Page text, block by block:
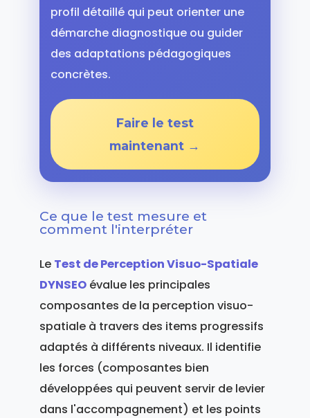
profil détaillé qui peut orienter une
démarche diagnostique ou guider
des adaptations pédagogiques
concrètes.
Faire le test
maintenant →
Ce que le test mesure et
comment l'interpréter
Le Test de Perception Visuo-Spatiale
DYNSEOévalue les principales
composantes de la perception visuo-
spatiale à travers des items progressifs
adaptés à différents niveaux. Il identifie
les forces (composantes bien
développées qui peuvent servir de levier
dans l'accompagnement) et les points